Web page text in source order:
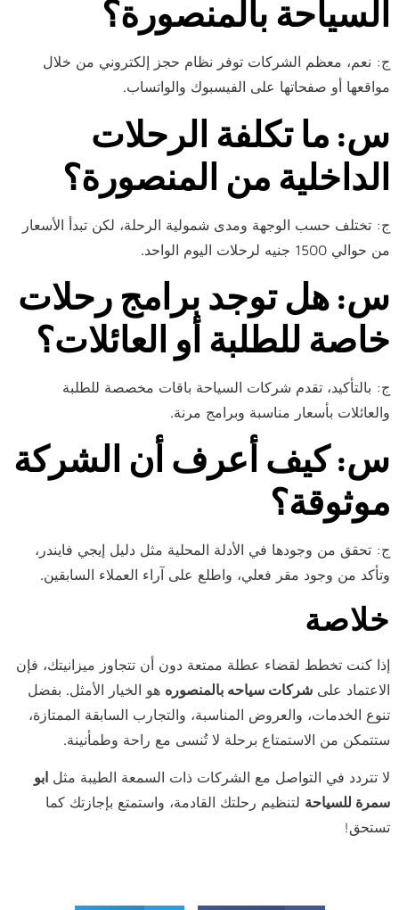
السياحة بالمنصورة؟
ج: نعم، معظم الشركات توفر نظام حجز إلكتروني من خلال
مواقعها أو صفحاتها على الفيسبوك والواتساب.
س: ما تكلفة الرحلات
الداخلية من المنصورة؟
ج: تختلف حسب الوجهة ومدى شمولية الرحلة، لكن تبدأ الأسعار
من حوالي 1500 جنيه لرحلات اليوم الواحد.
س: هل توجد برامج رحلات
خاصة للطلبة أو العائلات؟
ج: بالتأكيد، تقدم شركات السياحة باقات مخصصة للطلبة
والعائلات بأسعار مناسبة وبرامج مرنة.
س: كيف أعرف أن الشركة
موثوقة؟
ج: تحقق من وجودها في الأدلة المحلية مثل دليل إيجي فايندر،
وتأكد من وجود مقر فعلي، واطلع على آراء العملاء السابقين.
خلاصة
إذا كنت تخطط لقضاء عطلة ممتعة دون أن تتجاوز ميزانيتك، فإن
الاعتماد على شركات سياحه بالمنصوره هو الخيار الأمثل. بفضل
تنوع الخدمات، والعروض المناسبة، والتجارب السابقة الممتازة،
ستتمكن من الاستمتاع برحلة لا تُنسى مع راحة وطمأنينة.
لا تتردد في التواصل مع الشركات ذات السمعة الطيبة مثل ابو
سمرة للسياحة لتنظيم رحلتك القادمة، واستمتع بإجازتك كما
تستحق!